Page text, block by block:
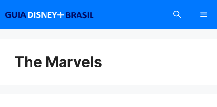
conteúdo
The Marvels